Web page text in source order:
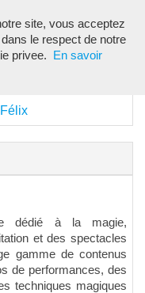
dédié à la magie,
et des spectacles
gamme de contenus
de performances, des
techniques magiques
site, vous acceptez
le respect de notre
privee.
En savoir